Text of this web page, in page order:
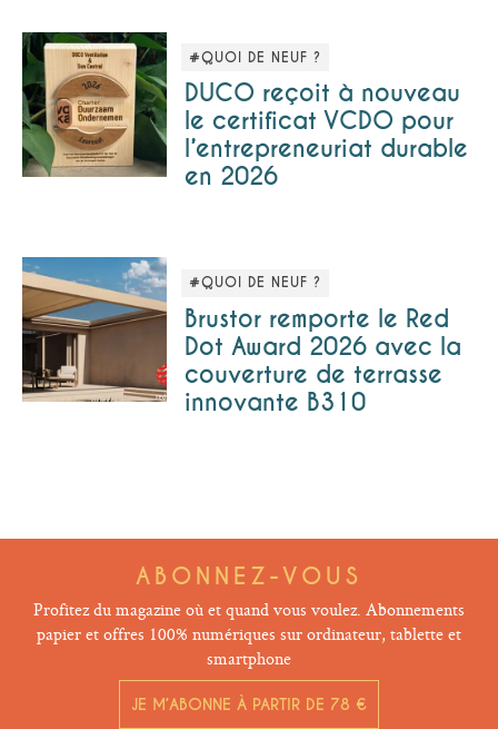
#QUOI DE NEUF ?
DUCO reçoit à nouveau
le certificat VCDO pour
l’entrepreneuriat durable
en 2026
#QUOI DE NEUF ?
Brustor remporte le Red
Dot Award 2026 avec la
couverture de terrasse
innovante B310
ABONNEZ-VOUS
Profitez du magazine où et quand vous voulez. Abonnements
papier et offres 100% numériques sur ordinateur, tablette et
smartphone
JE M’ABONNE À PARTIR DE 78 €